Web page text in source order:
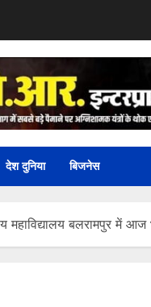
देश दुनिया बिजनेस
बलरामपुर में